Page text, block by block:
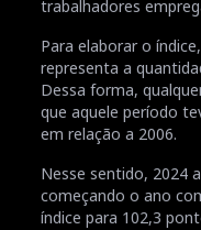
trabalhadores
Para elaborar o
representa a
Dessa forma,
que aquele período
em relação a 2006.
Nesse sentido, 2024
começando o ano
índice para 102,3